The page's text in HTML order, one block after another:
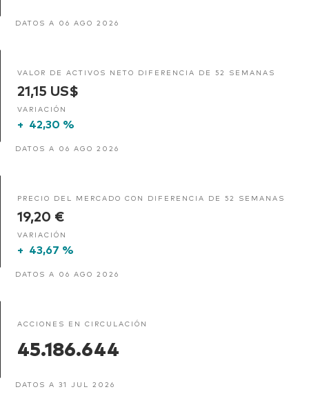
DATOS A 06 AGO 2026
VALOR DE ACTIVOS NETO DIFERENCIA DE 52 SEMANAS
21,15 US$
VARIACIÓN
+ 42,30 %
DATOS A 06 AGO 2026
PRECIO DEL MERCADO CON DIFERENCIA DE 52 SEMANAS
19,20 €
VARIACIÓN
+ 43,67 %
DATOS A 06 AGO 2026
ACCIONES EN CIRCULACIÓN
45.186.644
DATOS A 31 JUL 2026